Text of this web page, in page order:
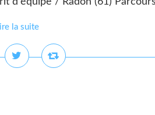
la suite